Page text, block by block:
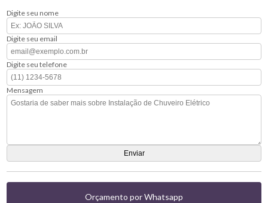
Digite seu nome
Digite seu email
Digite seu telefone
Mensagem
Orçamento por Whatsapp